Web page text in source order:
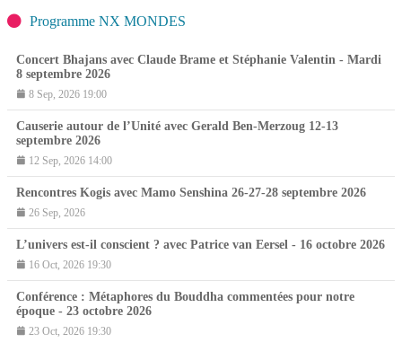
Programme NX MONDES
Concert Bhajans avec Claude Brame et Stéphanie Valentin - Mardi
8 septembre 2026
8 Sep, 2026 19:00
Causerie autour de l’Unité avec Gerald Ben-Merzoug 12-13
septembre 2026
12 Sep, 2026 14:00
Rencontres Kogis avec Mamo Senshina 26-27-28 septembre 2026
26 Sep, 2026
L’univers est-il conscient ? avec Patrice van Eersel - 16 octobre 2026
16 Oct, 2026 19:30
Conférence : Métaphores du Bouddha commentées pour notre
époque - 23 octobre 2026
23 Oct, 2026 19:30